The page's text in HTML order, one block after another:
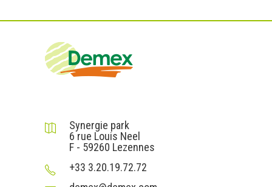
Synergie park
6 rue Louis Neel
F - 59260 Lezennes
+33 3.20.19.72.72